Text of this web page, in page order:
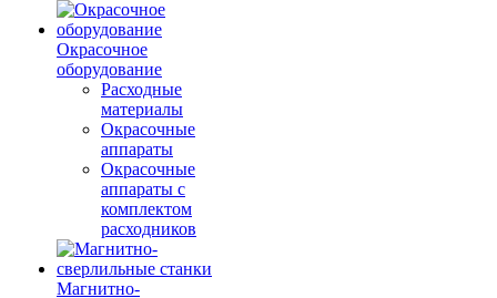
Окрасочное
оборудование
Расходные
материалы
Окрасочные
аппараты
Окрасочные
аппараты с
комплектом
расходников
Магнитно-